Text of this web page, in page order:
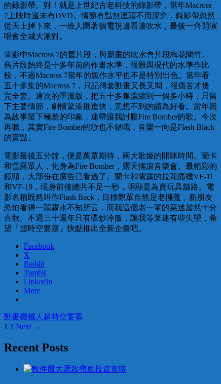
的錄影帶。對！就是上世紀古老科技的錄影帶，當年Macross
7上映時還未有DVD。情節有點無厘頭不用深究，錄影帶忽然
從天上掉下來，一班人圍著個電視邊看邊吹水，最後一齊開演
唱會全城大派對。
電影中Macross 7的舊片段，與新畫的吹水會片段梅花間竹。
舊片段始終是十多年前的作畫水準，很難與現代的水準作比
較，不過Macross 7當年的製作水平也不是特別出色。當年看
五十多集的Macross 7，只記得套動畫又長又悶，很痛苦才煲
完全套。這次的重溫版，把五十多集濃縮到一個多小時，只留
下主要情節，劇情緊湊推進快，意想不到的頗為好看。當年因
為故事留下極差的印象，連帶讓我討厭Fire Bomber的歌。今次
再聽，其實Fire Bomber的歌也不錯哦，音樂一向是Flash Black
的賣點。
電影最後五分鐘，便是萬眾期待，兩大歌姬的開咪時間。蘭卡
和雪露眾人，化身為Fire Bomber，露天搖滾音樂會。最精彩的
鏡頭，大部份在廣告已看過了。蘭卡和雪露的拉花痛機VF-11
和VF-19，現身前後總共不足一秒，明顯是為賣玩具舖路。電
影名稱既然叫作Flash Back，目標觀眾自然是老擁躉，新朋友
恐怕看得一頭霧水不知所云，而我這個老一輩的菜迷當然十分
喜歡。不過三十週年只有碟炒冷飯，讓我等菜迷有些失望，希
望「超時空要塞」快點推出全新企畫吧。
Facebook
X
Reddit
Tumblr
LinkedIn
More
動畫機械人 超時空要塞
Posts
1 2 Next →
Recent Posts